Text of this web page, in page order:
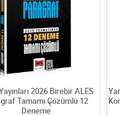
2026 Birebir ALES
Tamamı Çözümlü 12
Deneme